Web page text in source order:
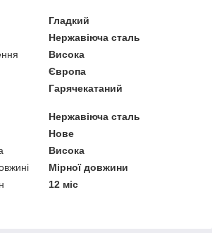
Гладкий
Нержавіюча сталь
Висока
Європа
Гарячекатаний
Нержавіюча сталь
Нове
Висока
Мірної довжини
12 міс